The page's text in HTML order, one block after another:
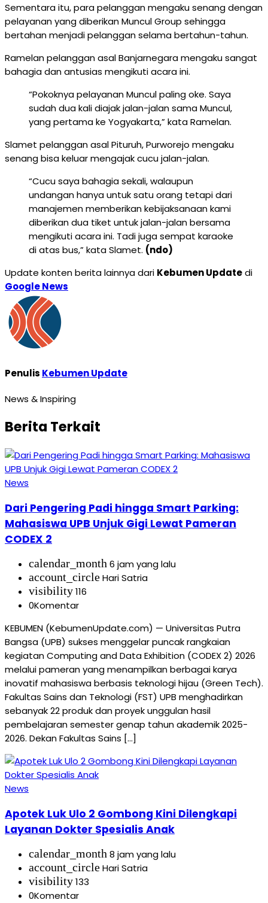
Sementara itu, para pelanggan mengaku senang dengan
pelayanan yang diberikan Muncul Group sehingga
bertahan menjadi pelanggan selama bertahun-tahun.
Ramelan pelanggan asal Banjarnegara mengaku sangat
bahagia dan antusias mengikuti acara ini.
“Pokoknya pelayanan Muncul paling oke. Saya
sudah dua kali diajak jalan-jalan sama Muncul,
yang pertama ke Yogyakarta,” kata Ramelan.
Slamet pelanggan asal Pituruh, Purworejo mengaku
senang bisa keluar mengajak cucu jalan-jalan.
“Cucu saya bahagia sekali, walaupun
undangan hanya untuk satu orang tetapi dari
manajemen memberikan kebijaksanaan kami
diberikan dua tiket untuk jalan-jalan bersama
mengikuti acara ini. Tadi juga sempat karaoke
di atas bus,” kata Slamet. (ndo)
Update konten berita lainnya dari Kebumen Updatedi
Google News
Penulis Kebumen Update
News & Inspiring
Berita Terkait
News
Dari Pengering Padi hingga Smart Parking:
Mahasiswa UPB Unjuk Gigi Lewat Pameran
CODEX 2
calendar_month6 jam yang lalu
account_circleHari Satria
visibility116
0Komentar
KEBUMEN (KebumenUpdate.com) — Universitas Putra
Bangsa (UPB) sukses menggelar puncak rangkaian
kegiatan Computing and Data Exhibition (CODEX 2) 2026
melalui pameran yang menampilkan berbagai karya
inovatif mahasiswa berbasis teknologi hijau (Green Tech).
Fakultas Sains dan Teknologi (FST) UPB menghadirkan
sebanyak 22 produk dan proyek unggulan hasil
pembelajaran semester genap tahun akademik 2025-
2026. Dekan Fakultas Sains […]
News
Apotek Luk Ulo 2 Gombong Kini Dilengkapi
Layanan Dokter Spesialis Anak
calendar_month8 jam yang lalu
account_circleHari Satria
visibility133
0Komentar